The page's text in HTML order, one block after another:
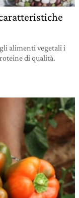
alimenti vegetali i
di qualità.